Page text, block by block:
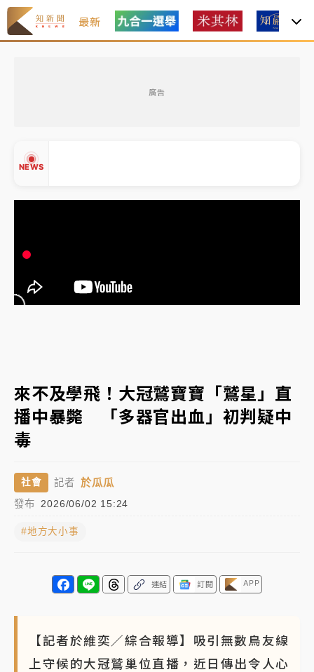
最新
廣告
NEWS
韓股最壞時期已過？大摩估去槓桿完成逾半 波動率降
至2個月低
「白海豚」雨炸新北！通報109件災情 侯友宜揭這類災
砸落毀車
金控第2季海外曝險破31兆創高 日本年增45%居冠
至2個月低
「白海豚」雨炸新北！通報109件災情 侯友宜揭這類災
損最多
白海豚挾豪雨狂炸新北！時雨量破百毫米 水塔、雨棚
砸落毀車
▼
來不及學飛！大冠鷲寶寶「鷲星」直
播中暴斃 「多器官出血」初判疑中
毒
社會 記者 於瓜瓜
發布 2026/06/02 15:24
#地方大小事
連結 訂閱 APP
【記者於維奕／綜合報導】吸引無數鳥友線
上守候的大冠鷲巢位直播，近日傳出令人心